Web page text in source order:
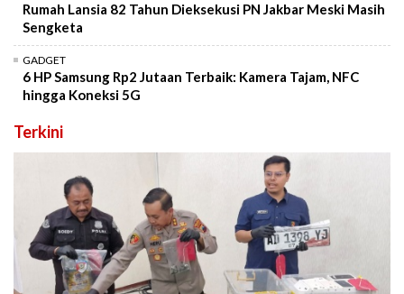
Rumah Lansia 82 Tahun Dieksekusi PN Jakbar Meski Masih
Sengketa
GADGET
6 HP Samsung Rp2 Jutaan Terbaik: Kamera Tajam, NFC
hingga Koneksi 5G
Terkini